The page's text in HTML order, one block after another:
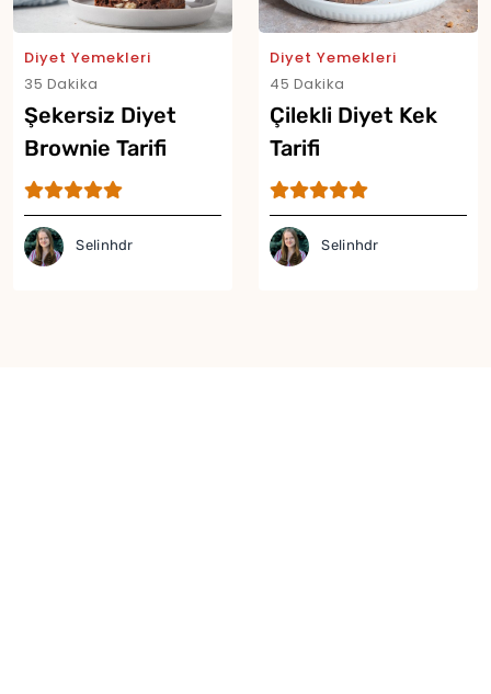
Diyet Yemekleri
35 Dakika
Şekersiz Diyet
Brownie Tarifi
Selinhdr
Diyet Yemekleri
45 Dakika
Çilekli Diyet Kek
Tarifi
Selinhdr